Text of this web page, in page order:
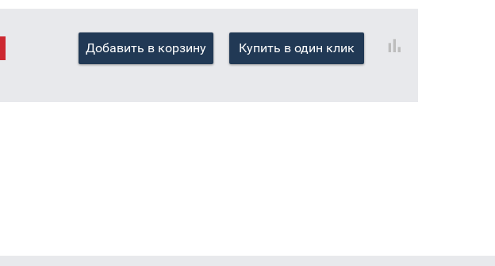
Добавить в корзину Купить в один клик